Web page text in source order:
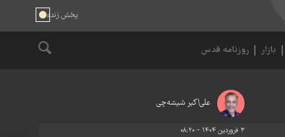
بازار روزنامه قدس
علی‌اکبر شیشه‌چی
۳ فروردین ۱۴۰۴ - ۰۸:۲۰